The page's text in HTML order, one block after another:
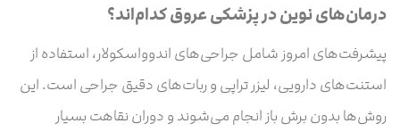
درمان‌های نوین در پزشکی عروق کدام‌اند؟
پیشرفت‌های امروز شامل جراحی‌های اندوواسکولار، استفاده از
استنت‌های دارویی، لیزر تراپی و ربات‌های دقیق جراحی است. این
روش‌ها بدون برش باز انجام می‌شوند و دوران نقاهت بسیار